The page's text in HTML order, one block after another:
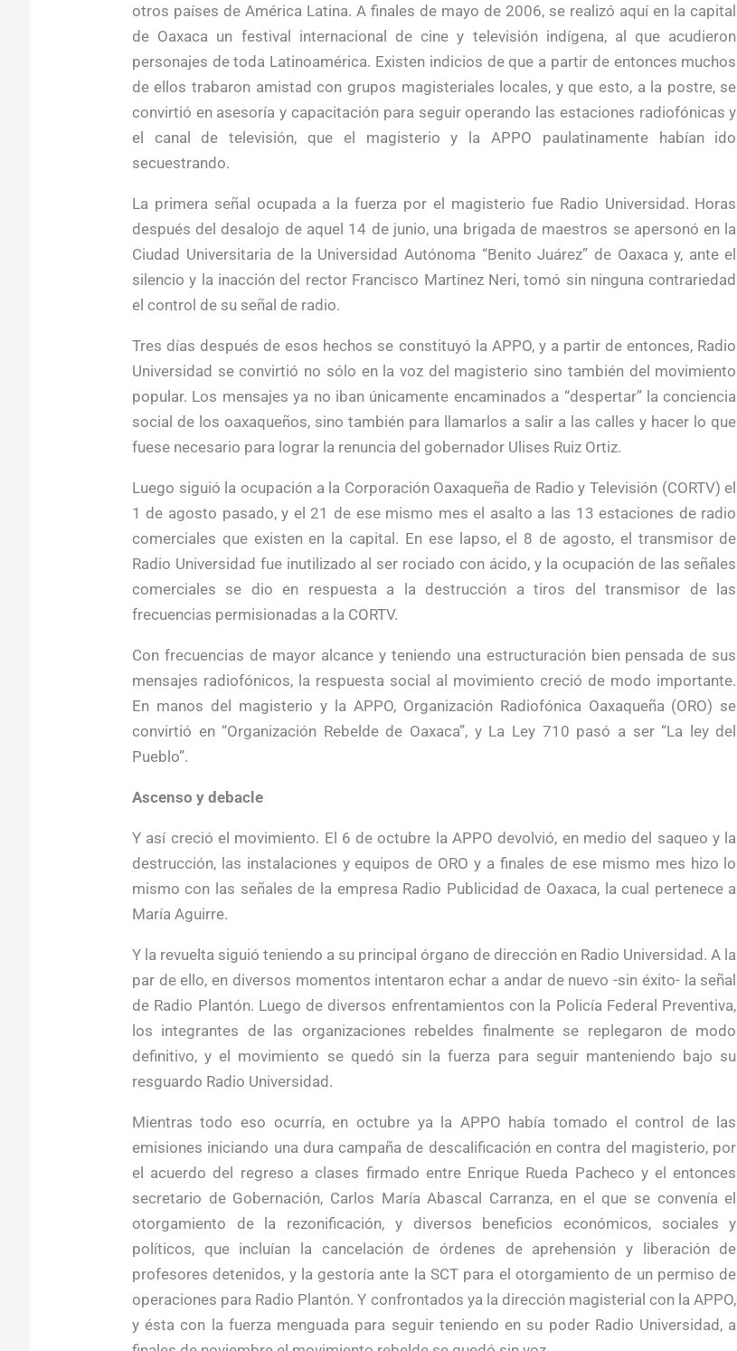
otros países de América Latina. A finales de mayo de 2006, se realizó aquí en la capital
de Oaxaca un festival internacional de cine y televisión indígena, al que acudieron
personajes de toda Latinoamérica. Existen indicios de que a partir de entonces muchos
de ellos trabaron amistad con grupos magisteriales locales, y que esto, a la postre, se
convirtió en asesoría y capacitación para seguir operando las estaciones radiofónicas y
el canal de televisión, que el magisterio y la APPO paulatinamente habían ido
secuestrando.
La primera señal ocupada a la fuerza por el magisterio fue Radio Universidad. Horas
después del desalojo de aquel 14 de junio, una brigada de maestros se apersonó en la
Ciudad Universitaria de la Universidad Autónoma “Benito Juárez” de Oaxaca y, ante el
silencio y la inacción del rector Francisco Martínez Neri, tomó sin ninguna contrariedad
el control de su señal de radio.
Tres días después de esos hechos se constituyó la APPO, y a partir de entonces, Radio
Universidad se convirtió no sólo en la voz del magisterio sino también del movimiento
popular. Los mensajes ya no iban únicamente encaminados a “despertar” la conciencia
social de los oaxaqueños, sino también para llamarlos a salir a las calles y hacer lo que
fuese necesario para lograr la renuncia del gobernador Ulises Ruiz Ortiz.
Luego siguió la ocupación a la Corporación Oaxaqueña de Radio y Televisión (CORTV) el
1 de agosto pasado, y el 21 de ese mismo mes el asalto a las 13 estaciones de radio
comerciales que existen en la capital. En ese lapso, el 8 de agosto, el transmisor de
Radio Universidad fue inutilizado al ser rociado con ácido, y la ocupación de las señales
comerciales se dio en respuesta a la destrucción a tiros del transmisor de las
frecuencias permisionadas a la CORTV.
Con frecuencias de mayor alcance y teniendo una estructuración bien pensada de sus
mensajes radiofónicos, la respuesta social al movimiento creció de modo importante.
En manos del magisterio y la APPO, Organización Radiofónica Oaxaqueña (ORO) se
convirtió en “Organización Rebelde de Oaxaca”, y La Ley 710 pasó a ser “La ley del
Pueblo”.
Ascenso y debacle
Y así creció el movimiento. El 6 de octubre la APPO devolvió, en medio del saqueo y la
destrucción, las instalaciones y equipos de ORO y a finales de ese mismo mes hizo lo
mismo con las señales de la empresa Radio Publicidad de Oaxaca, la cual pertenece a
María Aguirre.
Y la revuelta siguió teniendo a su principal órgano de dirección en Radio Universidad. A la
par de ello, en diversos momentos intentaron echar a andar de nuevo -sin éxito- la señal
de Radio Plantón. Luego de diversos enfrentamientos con la Policía Federal Preventiva,
los integrantes de las organizaciones rebeldes finalmente se replegaron de modo
definitivo, y el movimiento se quedó sin la fuerza para seguir manteniendo bajo su
resguardo Radio Universidad.
Mientras todo eso ocurría, en octubre ya la APPO había tomado el control de las
emisiones iniciando una dura campaña de descalificación en contra del magisterio, por
el acuerdo del regreso a clases firmado entre Enrique Rueda Pacheco y el entonces
secretario de Gobernación, Carlos María Abascal Carranza, en el que se convenía el
otorgamiento de la rezonificación, y diversos beneficios económicos, sociales y
políticos, que incluían la cancelación de órdenes de aprehensión y liberación de
profesores detenidos, y la gestoría ante la SCT para el otorgamiento de un permiso de
operaciones para Radio Plantón. Y confrontados ya la dirección magisterial con la APPO,
y ésta con la fuerza menguada para seguir teniendo en su poder Radio Universidad, a